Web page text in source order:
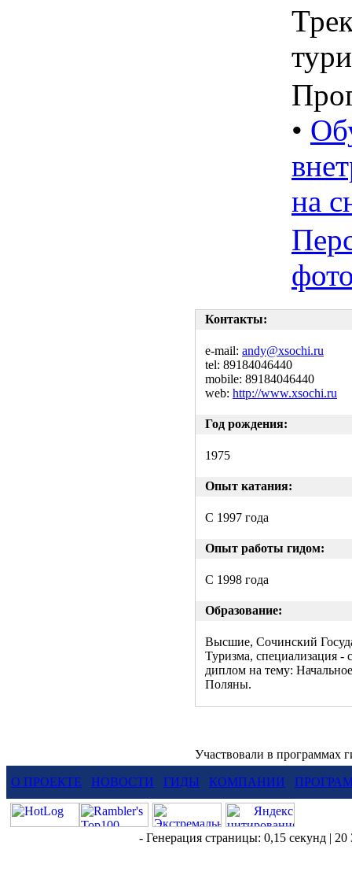
•
на
Контакты:
e-mail: andy@xsochi.ru
tel: 89184046440
mobile: 89184046440
web: http://www.xsochi.ru
Год рождения:
1975
Опыт катания:
C 1997 года
Опыт работы гидом:
С 1998 года
Образование:
Высшие, Сочинский
Туризма, специализация -
диплом на тему:
Поляны.
Участвовали в программах
О ПРОЕКТЕ НОВОСТИ ГИДЫ КОМПАНИИ
- Генерация страницы: 0,15 секунд |